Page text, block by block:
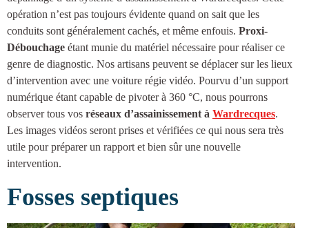
opération n’est pas toujours évidente quand on sait que les
conduits sont généralement cachés, et même enfouis. Proxi-
Débouchage étant munie du matériel nécessaire pour réaliser ce
genre de diagnostic. Nos artisans peuvent se déplacer sur les lieux
d’intervention avec une voiture régie vidéo. Pourvu d’un support
numérique étant capable de pivoter à 360 °C, nous pourrons
observer tous vos réseaux d’assainissement à Wardrecques.
Les images vidéos seront prises et vérifiées ce qui nous sera très
utile pour préparer un rapport et bien sûr une nouvelle
intervention.
Fosses septiques